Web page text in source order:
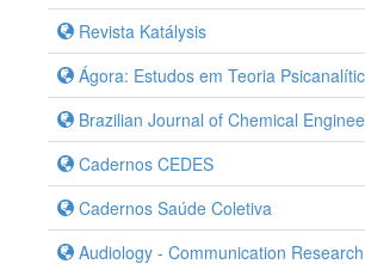
Revista Katálysis
Ágora: Estudos em Teoria
Brazilian Journal of Chemical
Cadernos CEDES
Cadernos Saúde Coletiva
Audiology - Communication Research